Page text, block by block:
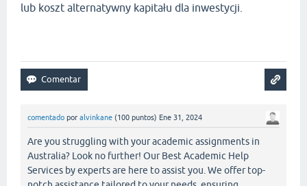
lub koszt alternatywny kapitału dla inwestycji.
comentado por alvinkane (100 puntos) Ene 31, 2024
Are you struggling with your academic assignments in
Australia? Look no further! Our Best Academic Help
Services by experts are here to assist you. We offer top-